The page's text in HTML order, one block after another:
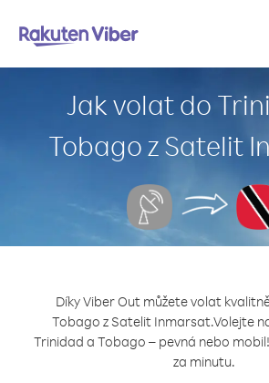
Jak volat do
Tobago z Satelit
Díky Viber Out můžete volat
Tobago z Satelit Inmarsat.Volejte
Trinidad a Tobago – pevná nebo
za minutu.